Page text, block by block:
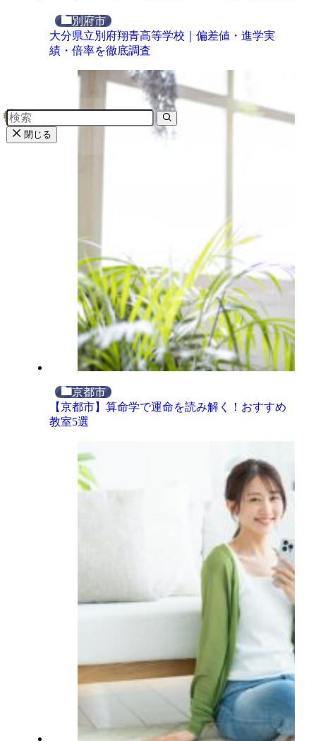
別府市
大分県立別府翔青高等学校｜偏差値・進学実
績・倍率を徹底調査
京都市
【京都市】算命学で運命を読み解く！おすすめ
教室5選
閉じる